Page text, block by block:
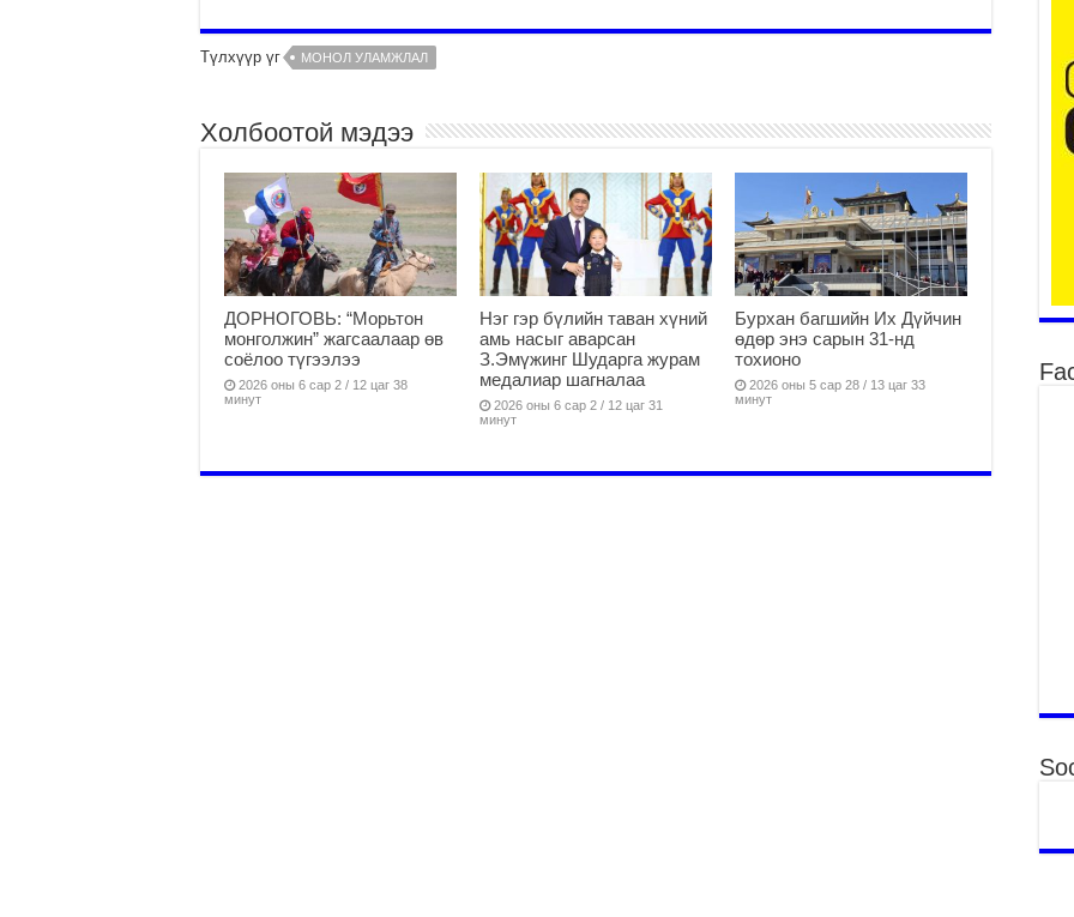
Түлхүүр үг МОНОЛ УЛАМЖЛАЛ
Холбоотой мэдээ
ДОРНОГОВЬ: “Морьтон
монголжин” жагсаалаар өв
соёлоо түгээлээ
2026 оны 6 сар 2 / 12 цаг 38
минут
Нэг гэр бүлийн таван хүний
амь насыг аварсан
З.Эмүжинг Шударга журам
медалиар шагналаа
2026 оны 6 сар 2 / 12 цаг 31
минут
Бурхан багшийн Их Дүйчин
өдөр энэ сарын 31-нд
тохионо
2026 оны 5 сар 28 / 13 цаг 33
минут